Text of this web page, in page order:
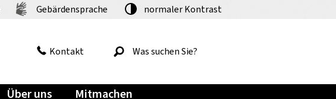
Gebärdensprache normalerKontrast
Kontakt
Über uns Mitmachen